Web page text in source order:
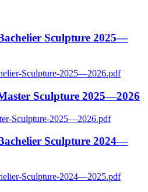
Sculpture 2025—
Sculpture 2025—2026
Sculpture 2024—